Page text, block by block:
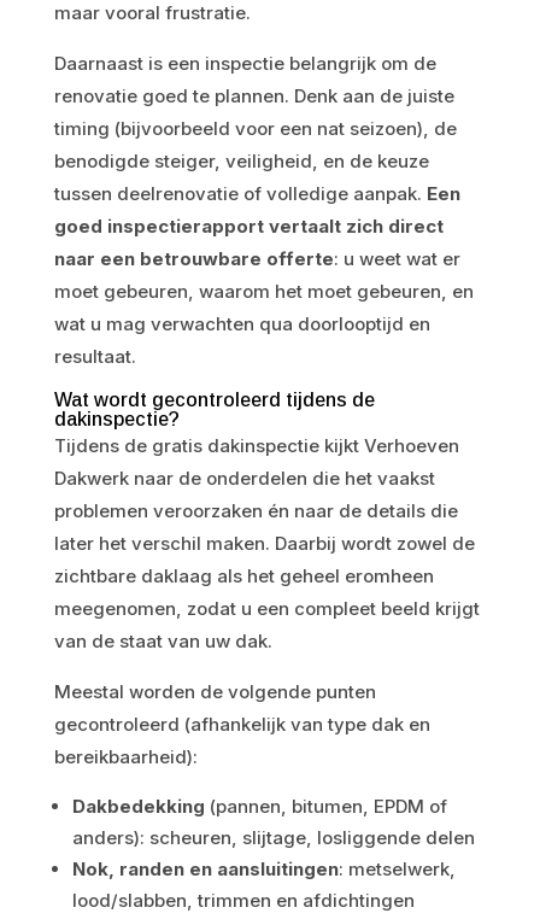
maar vooral frustratie.
Daarnaast is een inspectie belangrijk om de
renovatie goed te plannen. Denk aan de juiste
timing (bijvoorbeeld voor een nat seizoen), de
benodigde steiger, veiligheid, en de keuze
tussen deelrenovatie of volledige aanpak. Een
goed inspectierapport vertaalt zich direct
naar een betrouwbare offerte: u weet wat er
moet gebeuren, waarom het moet gebeuren, en
wat u mag verwachten qua doorlooptijd en
resultaat.
Wat wordt gecontroleerd tijdens de
dakinspectie?
Tijdens de gratis dakinspectie kijkt Verhoeven
Dakwerk naar de onderdelen die het vaakst
problemen veroorzaken én naar de details die
later het verschil maken. Daarbij wordt zowel de
zichtbare daklaag als het geheel eromheen
meegenomen, zodat u een compleet beeld krijgt
van de staat van uw dak.
Meestal worden de volgende punten
gecontroleerd (afhankelijk van type dak en
bereikbaarheid):
Dakbedekking (pannen, bitumen, EPDM of
anders): scheuren, slijtage, losliggende delen
Nok, randen en aansluitingen: metselwerk,
lood/slabben, trimmen en afdichtingen